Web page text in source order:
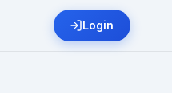
Login